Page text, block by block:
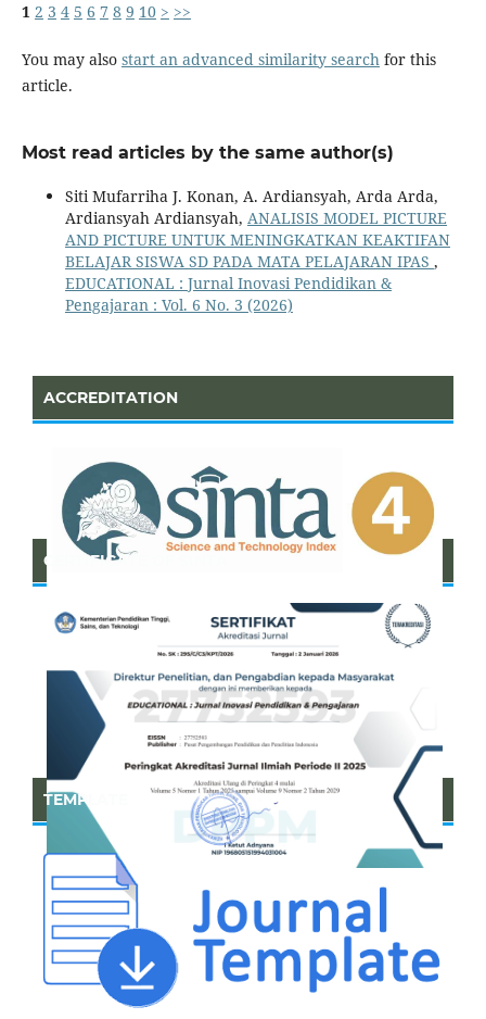
1 2 3 4 5 6 7 8 9 10 > >>
You may also start an advanced similarity searchfor this
article.
Most read articles by the same author(s)
Siti Mufarriha J. Konan, A. Ardiansyah, Arda Arda,
Ardiansyah Ardiansyah, ANALISIS MODEL PICTURE
AND PICTURE UNTUK MENINGKATKAN KEAKTIFAN
BELAJAR SISWA SD PADA MATA PELAJARAN IPAS ,
EDUCATIONAL : Jurnal Inovasi Pendidikan &
Pengajaran : Vol. 6 No. 3 (2026)
ACCREDITATION
CERTIFICATE OF SINTA
TEMPLATE